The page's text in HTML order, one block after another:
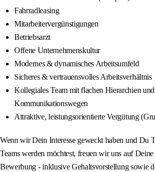
Fahrradleasing
Mitarbeitervergünstigungen
Betriebsarzt
Offene Unternehmenskultur
Modernes & dynamisches Arbeitsumfeld
Sicheres & vertrauensvolles Arbeitsverhältnis
Kollegiales Team mit flachen Hierarchien
Kommunikationswegen
Attraktive, leistungsorientierte Vergütung
Wenn wir Dein Interesse geweckt haben und Du
Teams werden möchtest, freuen wir uns auf Deine
Bewerbung - inklusive Gehaltsvorstellung sowie